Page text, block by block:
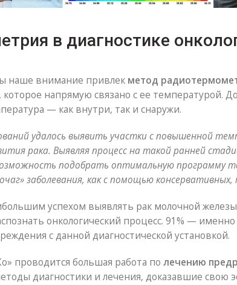
в диагностике
наше внимание привлек метод
напрямую связано с ее температурой.
— как внутри, так и снаружи.
удалось выявить участки с повышенной
рака. Выявляя процесс на такой ранней
подобрать оптимальную программу
заболевания, как с помощью консервативных,
успехом выявлять рак молочной
онкологический процесс. 91% —
с данной диагностической установкой.
проводится большая работа по лечению
диагностики и лечения, доказавшие свою